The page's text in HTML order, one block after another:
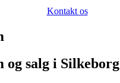
Kontakt os
og salg i Silkeborg